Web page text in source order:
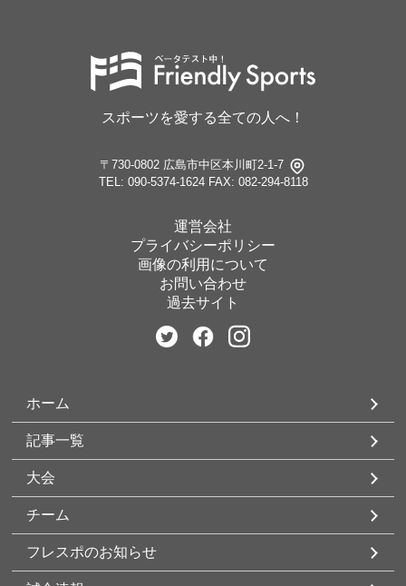
スポーツを愛する全ての人へ！
〒730-0802 広島市中区本川町2-1-7
TEL: 090-5374-1624 FAX: 082-294-8118
運営会社
プライバシーポリシー
画像の利用について
お問い合わせ
過去サイト
ホーム
記事一覧
大会
チーム
フレスポのお知らせ